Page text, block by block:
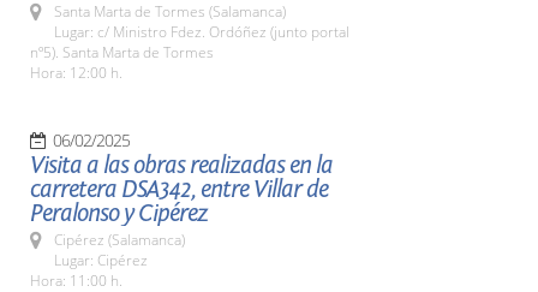
Santa Marta de Tormes (Salamanca)
Lugar: c/ Ministro Fdez. Ordóñez (junto portal
nº5). Santa Marta de Tormes
Hora: 12:00 h.
06/02/2025
Visita a las obras realizadas en la
carretera DSA342, entre Villar de
Peralonso y Cipérez
Cipérez (Salamanca)
Lugar: Cipérez
Hora: 11:00 h.